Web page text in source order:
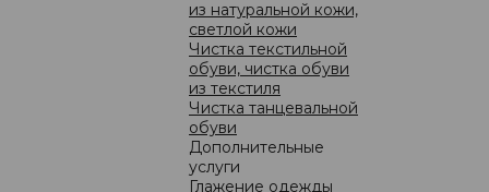
из натуральной кожи,
светлой кожи
Чистка текстильной
обуви, чистка обуви
из текстиля
Чистка танцевальной
обуви
Дополнительные
услуги
Глажение одежды
о компании
новости